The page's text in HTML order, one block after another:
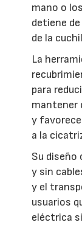
mano o
detiene
de la
La
para
mantener
y
a la
Su
y sin
y el
usuarios
eléctrica